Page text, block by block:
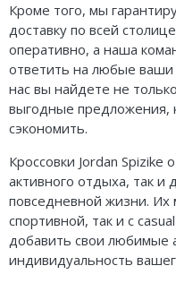
Кроме того, мы
доставку по всей
оперативно, а наша
ответить на любые
нас вы найдете не
выгодные предложения,
сэкономить.
Кроссовки Jordan Spizike
активного отдыха, так и
повседневной жизни. Их
спортивной, так и с
добавить свои любимые
индивидуальность